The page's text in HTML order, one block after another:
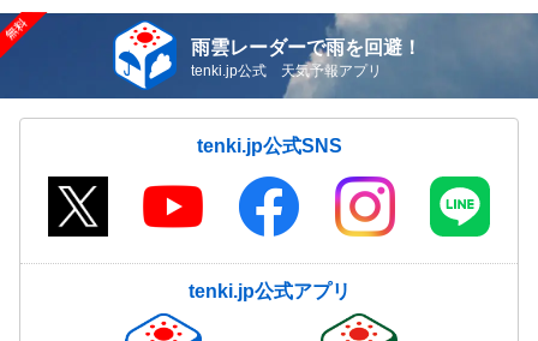
雨雲レーダーで雨を回避！
tenki.jp公式 天気予報アプリ
tenki.jp公式SNS
tenki.jp公式アプリ